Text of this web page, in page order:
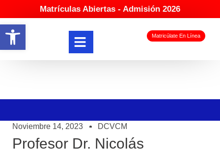
Abrir barra de herramientas
Matrículas Abiertas - Admisión 2026
Matricúlate En Línea
Noviembre 14, 2023 DCVCM
Profesor Dr. Nicolás